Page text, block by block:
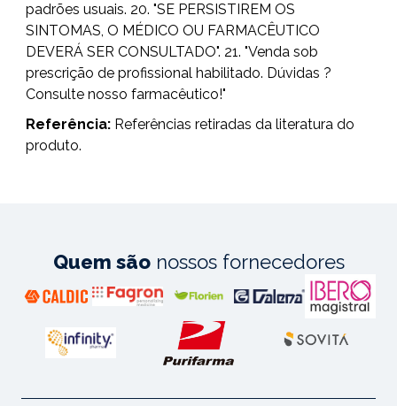
padrões usuais. 20. "SE PERSISTIREM OS
SINTOMAS, O MÉDICO OU FARMACÊUTICO
DEVERÁ SER CONSULTADO". 21. "Venda sob
prescrição de profissional habilitado. Dúvidas ?
Consulte nosso farmacêutico!"
Referência: Referências retiradas da literatura do
produto.
Quem sãonossos fornecedores